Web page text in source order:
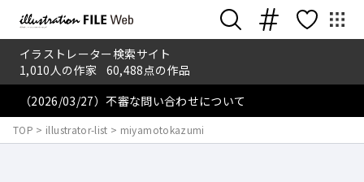
イラストレーター検索サイト
1,010人の作家 60,488点の作品
（2026/03/27）不審な問い合わせについて
TOP > illustrator-list > miyamotokazumi